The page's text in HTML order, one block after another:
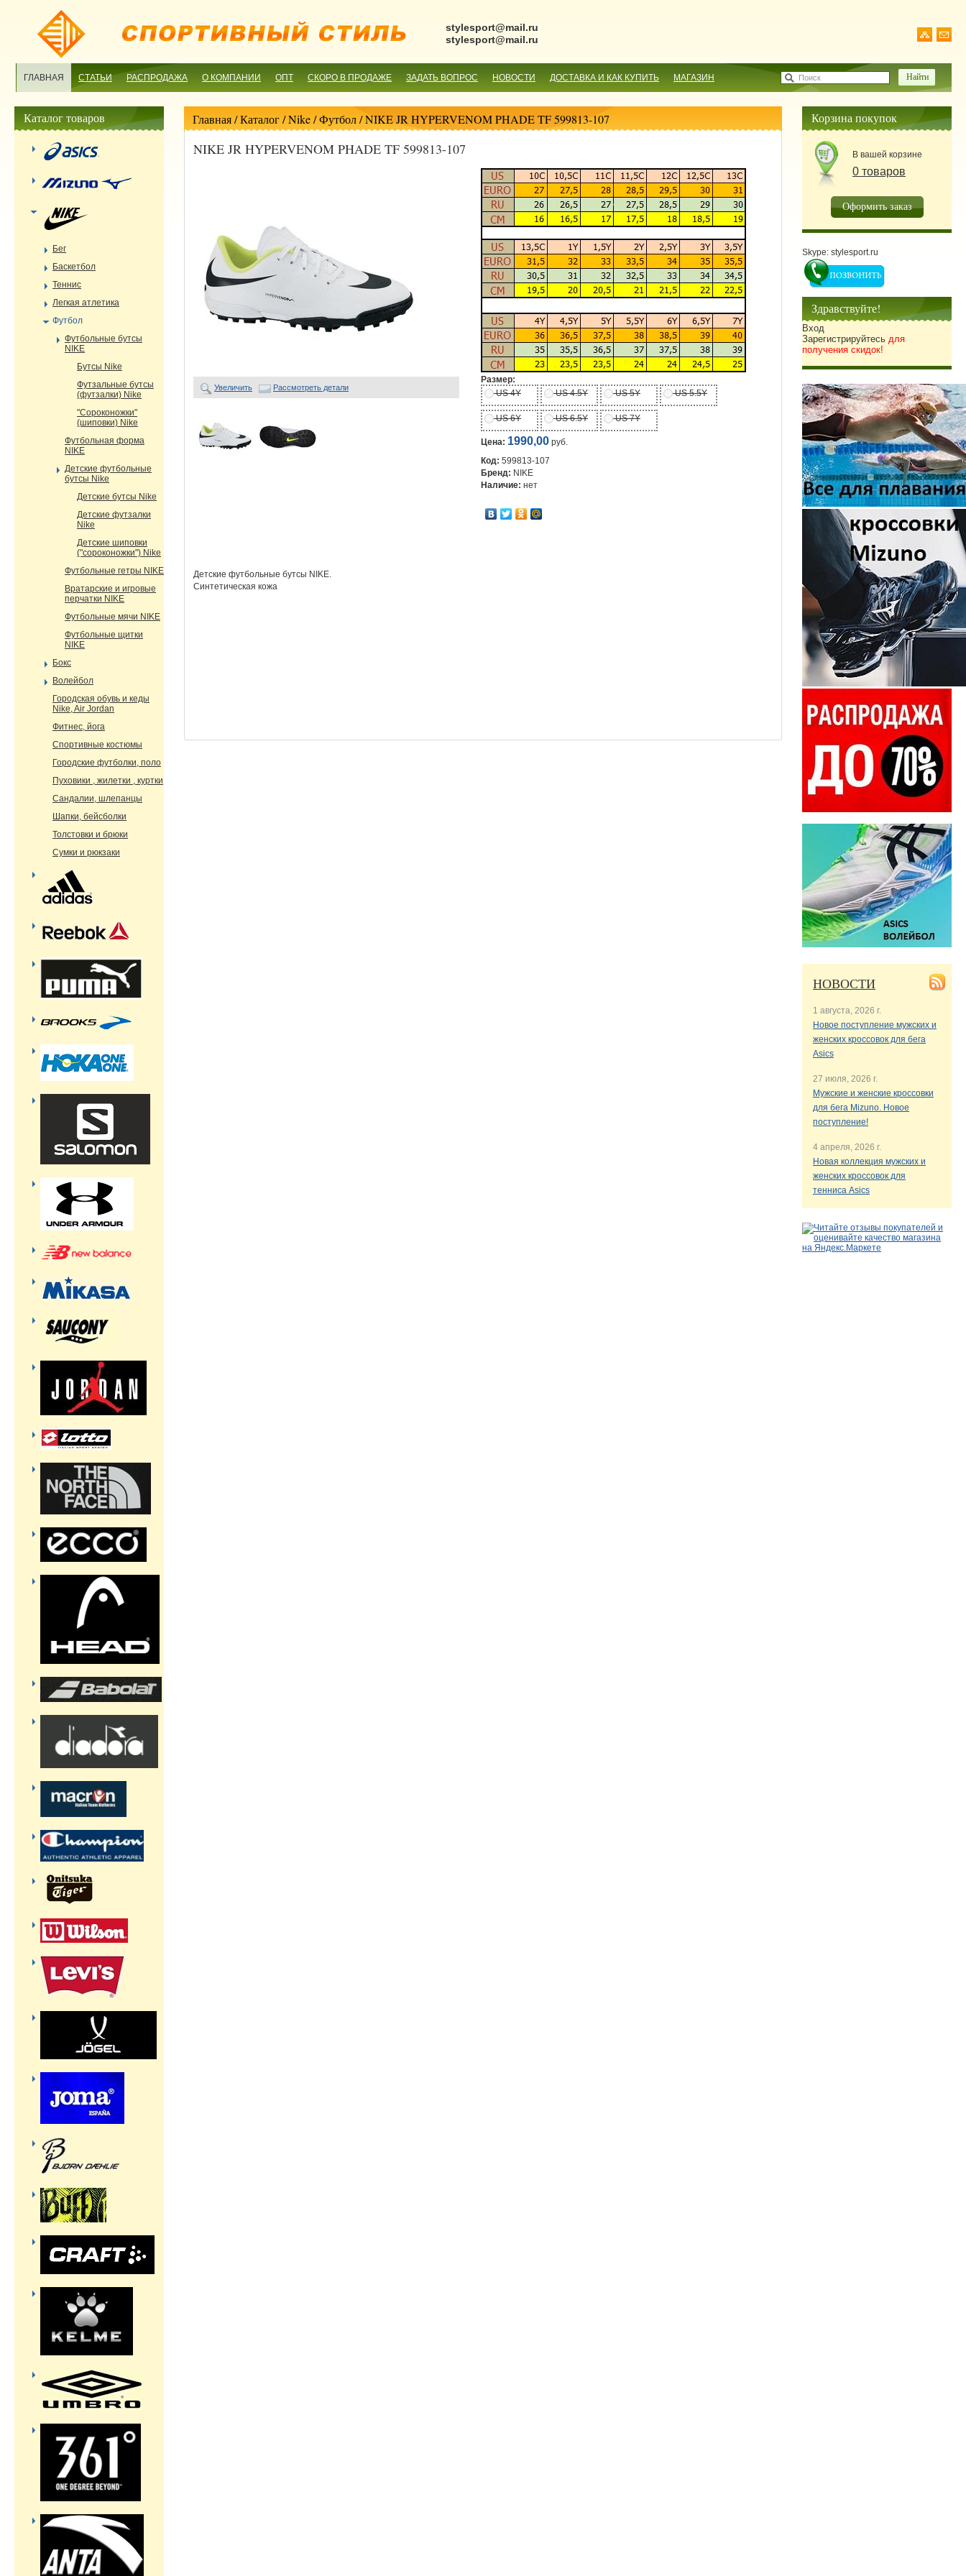
stylesport@mail.ru
stylesport@mail.ru
ГЛАВНАЯ СТАТЬИ РАСПРОДАЖА О КОМПАНИИ ОПТ СКОРО В ПРОДАЖЕ ЗАДАТЬ ВОПРОС НОВОСТИ ДОСТАВКА И КАК КУПИТЬ МАГАЗИН Поиск
Главная/ Каталог /Nike/Футбол/ NIKE JR HYPERVENOM PHADE TF 599813-107
NIKE JR HYPERVENOM PHADE TF 599813-107
Увеличить Рассмотреть детали
Размер:
US 4Y
US 4.5Y US 5Y US 5.5Y
US 6Y US 6.5Y US 7Y
Цена: 1990,00 руб.
Код: 599813-107
Бренд: NIKE
Наличие: нет
Детские футбольные бутсы NIKE.
Синтетическая кожа
Каталог товаров
Бег
Баскетбол
Теннис
Легкая атлетика
Футбол
Футбольные бутсы
NIKE
Бутсы Nike
Футзальные бутсы
(футзалки) Nike
"Сороконожки"
(шиповки) Nike
Футбольная форма
NIKE
Детские футбольные
бутсы Nike
Детские бутсы Nike
Детские футзалки
Nike
Детские шиповки
("сороконожки") Nike
Футбольные гетры NIKE
Вратарские и игровые
перчатки NIKE
Футбольные мячи NIKE
Футбольные щитки
NIKE
Бокс
Волейбол
Городская обувь и кеды
Nike, Air Jordan
Фитнес, йога
Спортивные костюмы
Городские футболки, поло
Пуховики , жилетки , куртки
Сандалии, шлепанцы
Шапки, бейсболки
Толстовки и брюки
Сумки и рюкзаки
Корзина покупок
В вашей корзине
0 товаров
Оформить заказ
Skype: stylesport.ru
Здравствуйте!
Вход
Зарегистрируйтесь для
получения скидок!
НОВОСТИ
1 августа, 2026 г.
Новое поступление мужских и
женских кроссовок для бега
Asics
27 июля, 2026 г.
Мужские и женские кроссовки
для бега Mizuno. Новое
поступление!
4 апреля, 2026 г.
Новая коллекция мужских и
женских кроссовок для
тенниса Asics